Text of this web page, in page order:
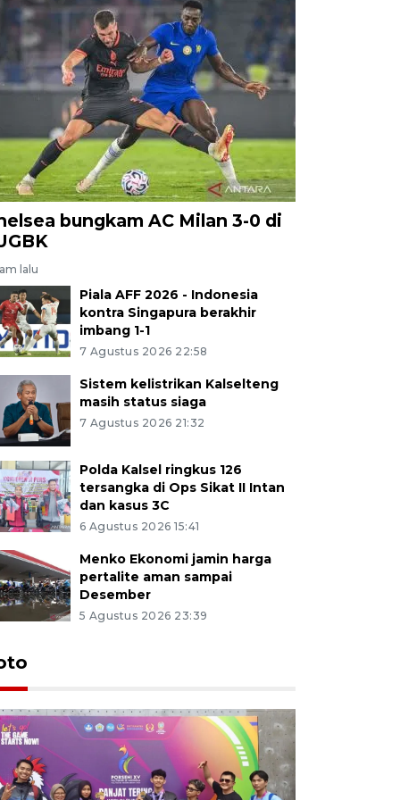
bungkam AC Milan 3-0 di
lalu
Piala AFF 2026 - Indonesia
kontra Singapura berakhir
imbang 1-1
7 Agustus 2026 22:58
Sistem kelistrikan Kalselteng
masih status siaga
7 Agustus 2026 21:32
Polda Kalsel ringkus 126
tersangka di Ops Sikat II Intan
dan kasus 3C
6 Agustus 2026 15:41
Menko Ekonomi jamin harga
pertalite aman sampai
Desember
5 Agustus 2026 23:39